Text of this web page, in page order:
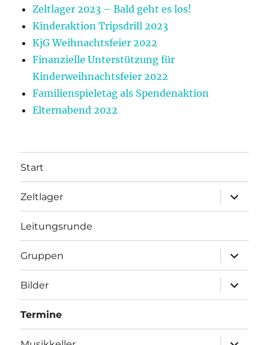
Zeltlager 2023 – Bald geht es los!
Kinderaktion Tripsdrill 2023
KjG Weihnachtsfeier 2022
Finanzielle Unterstützung für
Kinderweihnachtsfeier 2022
Familienspieletag als Spendenaktion
Elternabend 2022
Start
Zeltlager
anzeigen
Leitungsrunde
Gruppen
anzeigen
Bilder
anzeigen
Termine